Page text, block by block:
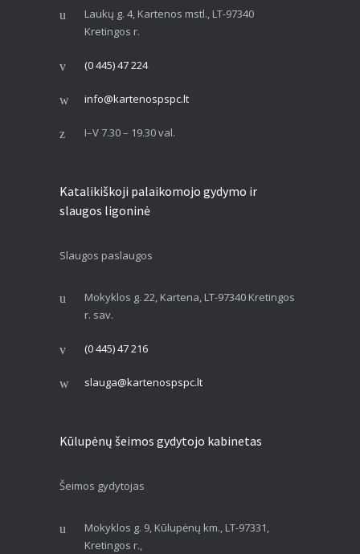
Laukų g. 4, Kartenos mstl., LT-97340
Kretingos r.
(0 445) 47 224
info@kartenospspc.lt
I–V 7.30 – 19.30 val.
Katalikiškoji palaikomojo gydymo ir
slaugos ligoninė
Slaugos paslaugos
Mokyklos g. 22, Kartena, LT-97340 Kretingos
r. sav.
(0 445) 47 216
slauga@kartenospspc.lt
Kūlupėnų šeimos gydytojo kabinetas
Šeimos gydytojas
Mokyklos g. 9, Kūlupėnų km., LT-97331,
Kretingos r.,